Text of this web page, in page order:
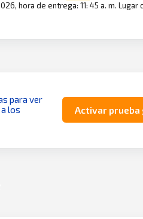
hora de entrega: 11: 45 a. m. Lugar
para ver
los
Activar